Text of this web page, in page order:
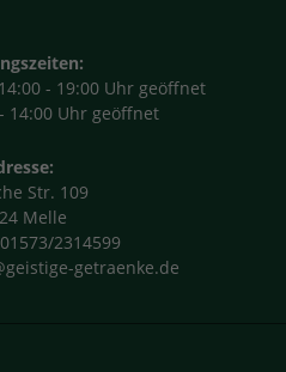
- 19:00 Uhr geöffnet
14:00 Uhr geöffnet
Str. 109
Melle
2314599
getraenke.de